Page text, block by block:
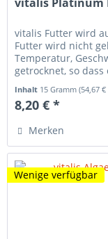
vitalis Platinum
vitalis Futter wird
Futter wird nicht
Temperatur,
getrocknet, so
Inhalt 15 Gramm(54,67
8,20 € *
Merken
Wenige verfügbar